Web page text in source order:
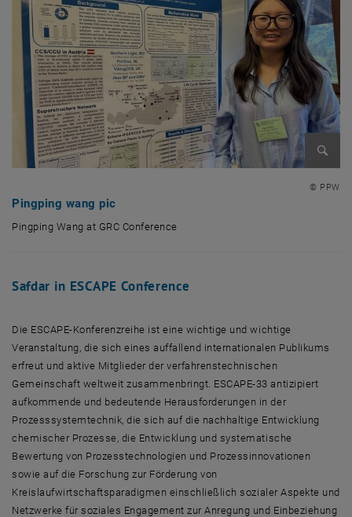
© PPW
Pingping wang pic
Pingping Wang at GRC Conference
Safdar in ESCAPE Conference
Die ESCAPE-Konferenzreihe ist eine wichtige und wichtige
Veranstaltung, die sich eines auffallend internationalen Publikums
erfreut und aktive Mitglieder der verfahrenstechnischen
Gemeinschaft weltweit zusammenbringt. ESCAPE-33 antizipiert
aufkommende und bedeutende Herausforderungen in der
Prozesssystemtechnik, die sich auf die nachhaltige Entwicklung
chemischer Prozesse, die Entwicklung und systematische
Bewertung von Prozesstechnologien und Prozessinnovationen
sowie auf die Forschung zur Förderung von
Kreislaufwirtschaftsparadigmen einschließlich sozialer Aspekte und
Netzwerke für soziales Engagement zur Anregung und Einbeziehung